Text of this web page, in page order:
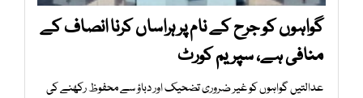
گواہوں کو جرح کے نام پر ہراساں کرنا انصاف کے
منافی ہے، سپریم کورٹ
عدالتیں گواہوں کو غیر ضروری تضحیک اور دباؤ سے محفوظ رکھنے کی